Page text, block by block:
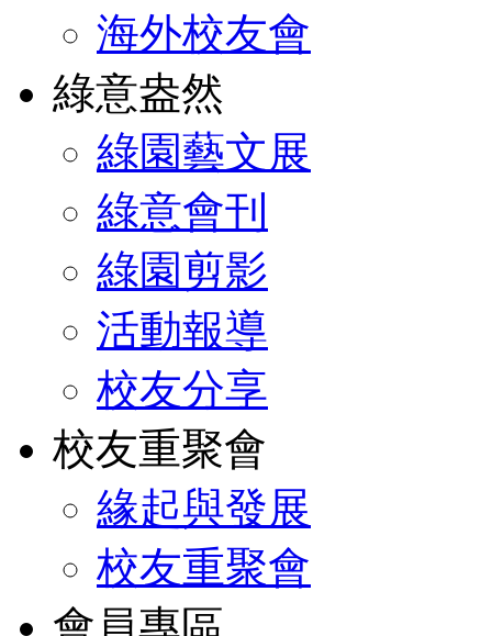
海外校友會
綠意盎然
綠園藝文展
綠意會刊
綠園剪影
活動報導
校友分享
校友重聚會
緣起與發展
校友重聚會